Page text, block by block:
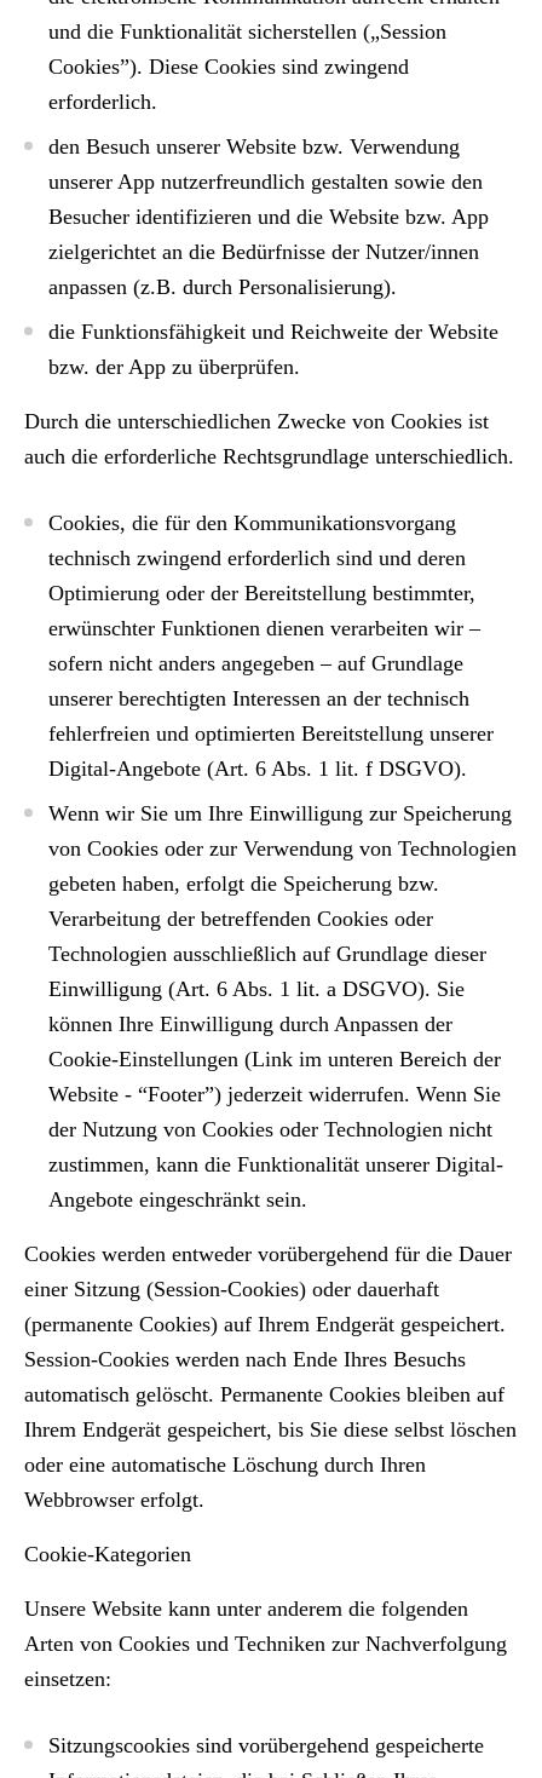
und die Funktionalität sicherstellen („Session
Cookies”). Diese Cookies sind zwingend
erforderlich.
den Besuch unserer Website bzw. Verwendung
unserer App nutzerfreundlich gestalten sowie den
Besucher identifizieren und die Website bzw. App
zielgerichtet an die Bedürfnisse der Nutzer/innen
anpassen (z.B. durch Personalisierung).
die Funktionsfähigkeit und Reichweite der Website
bzw. der App zu überprüfen.
Durch die unterschiedlichen Zwecke von Cookies ist
auch die erforderliche Rechtsgrundlage unterschiedlich.
Cookies, die für den Kommunikationsvorgang
technisch zwingend erforderlich sind und deren
Optimierung oder der Bereitstellung bestimmter,
erwünschter Funktionen dienen verarbeiten wir –
sofern nicht anders angegeben – auf Grundlage
unserer berechtigten Interessen an der technisch
fehlerfreien und optimierten Bereitstellung unserer
Digital-Angebote (Art. 6 Abs. 1 lit. f DSGVO).
Wenn wir Sie um Ihre Einwilligung zur Speicherung
von Cookies oder zur Verwendung von Technologien
gebeten haben, erfolgt die Speicherung bzw.
Verarbeitung der betreffenden Cookies oder
Technologien ausschließlich auf Grundlage dieser
Einwilligung (Art. 6 Abs. 1 lit. a DSGVO). Sie
können Ihre Einwilligung durch Anpassen der
Cookie-Einstellungen (Link im unteren Bereich der
Website - “Footer”) jederzeit widerrufen. Wenn Sie
der Nutzung von Cookies oder Technologien nicht
zustimmen, kann die Funktionalität unserer Digital-
Angebote eingeschränkt sein.
Cookies werden entweder vorübergehend für die Dauer
einer Sitzung (Session-Cookies) oder dauerhaft
(permanente Cookies) auf Ihrem Endgerät gespeichert.
Session-Cookies werden nach Ende Ihres Besuchs
automatisch gelöscht. Permanente Cookies bleiben auf
Ihrem Endgerät gespeichert, bis Sie diese selbst löschen
oder eine automatische Löschung durch Ihren
Webbrowser erfolgt.
Cookie-Kategorien
Unsere Website kann unter anderem die folgenden
Arten von Cookies und Techniken zur Nachverfolgung
einsetzen:
Sitzungscookies sind vorübergehend gespeicherte